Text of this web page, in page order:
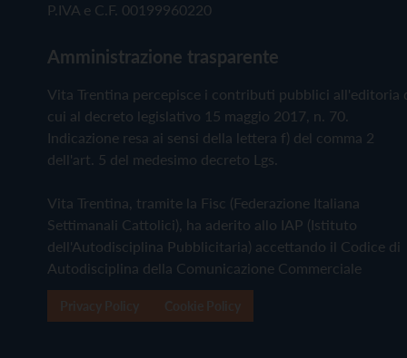
P.IVA e C.F. 00199960220
Amministrazione trasparente
Vita Trentina percepisce i contributi pubblici all'editoria
cui al decreto legislativo 15 maggio 2017, n. 70.
Indicazione resa ai sensi della lettera f) del comma 2
dell'art. 5 del medesimo decreto Lgs.
Vita Trentina, tramite la Fisc (Federazione Italiana
Settimanali Cattolici), ha aderito allo IAP (Istituto
dell'Autodisciplina Pubblicitaria) accettando il Codice di
Autodisciplina della Comunicazione Commerciale